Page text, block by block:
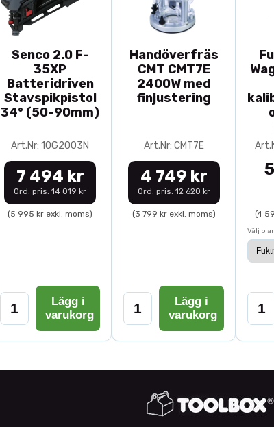
Senco 2.0 F-
35XP
Batteridriven
Stavspikpistol
34° (50-90mm)
Art.Nr: 10G2003N
7 494 kr
Ord. pris: 14 019 kr
(5 995 kr exkl. moms)
Lägg i
varukorg
Handöverfräs
CMT CMT7E
2400W med
finjustering
Art.Nr: CMT7E
4 749 kr
Ord. pris: 12 620 kr
(3 799 kr exkl. moms)
Lägg i
varukorg
(4
Välj